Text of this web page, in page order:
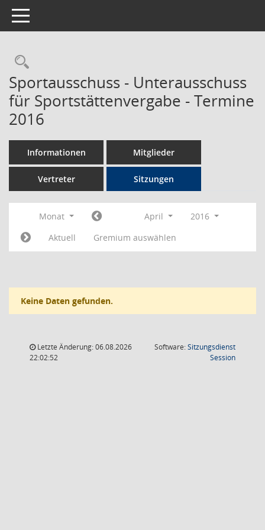
Toggle navigation
Rechercheauswahl
Sportausschuss - Unterausschuss
für Sportstättenvergabe - Termine
2016
Informationen Mitglieder
Vertreter Sitzungen
Monat April
2016
Aktuell
Gremium auswählen
Keine Daten gefunden.
Letzte Änderung: 06.08.2026
22:02:52
Software:Sitzungsdienst
Session(Wird in